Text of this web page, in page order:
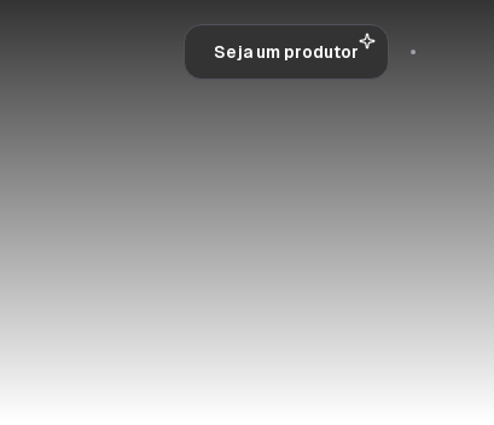
Seja um produtor